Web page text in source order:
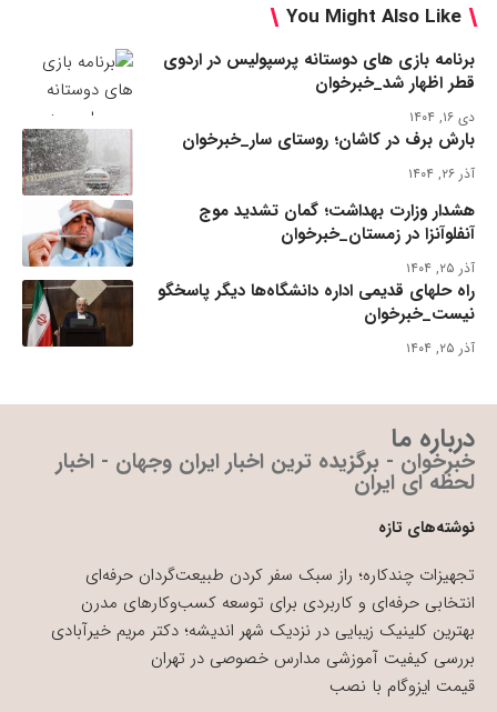
You Might Also Like
برنامه بازی های دوستانه پرسپولیس در اردوی
قطر اظهار شد_خبرخوان
دی ۱۶, ۱۴۰۴
بارش برف در کاشان؛ روستای سار_خبرخوان
آذر ۲۶, ۱۴۰۴
هشدار وزارت بهداشت؛ گمان تشدید موج
آنفلوآنزا در زمستان_خبرخوان
آذر ۲۵, ۱۴۰۴
راه حلهای قدیمی اداره دانشگاه‌ها دیگر پاسخگو
نیست_خبرخوان
آذر ۲۵, ۱۴۰۴
درباره ما
خبرخوان - برگزیده ترین اخبار ایران وجهان - اخبار
لحظه ای ایران
نوشته‌های تازه
تجهیزات چندکاره؛ راز سبک سفر کردن طبیعت‌گردان حرفه‌ای
انتخابی حرفه‌ای و کاربردی برای توسعه کسب‌وکارهای مدرن
بهترین کلینیک زیبایی در نزدیک شهر اندیشه؛ دکتر مریم خیرآبادی
بررسی کیفیت آموزشی مدارس خصوصی در تهران
قیمت ایزوگام با نصب